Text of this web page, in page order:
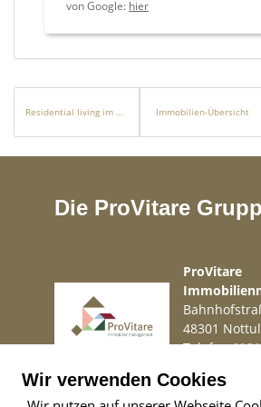
von Google: hier
Residential living im ehem. Kloster ''Am Guten Hirten'' – Zum All-Inklusive-Tarif Immobilien-Übersicht
Die ProVitare
ProVitare
48301
Telefon
Wir verwenden Cookies